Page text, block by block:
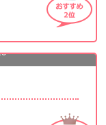
ド 上海新世界麗笙